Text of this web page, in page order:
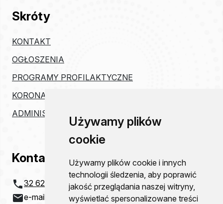
Używamy plików
cookie
Używamy plików cookie i innych
technologii śledzenia, aby poprawić
jakość przeglądania naszej witryny,
wyświetlać spersonalizowane treści
Skróty
KONTAKT
OGŁOSZENIA
PROGRAMY PROFILAKTYCZNE
KORONAWIRUS
ADMINISTRACJA
Kontakt
32 621 20 00
e-mail:
szpital@zco-dg.pl